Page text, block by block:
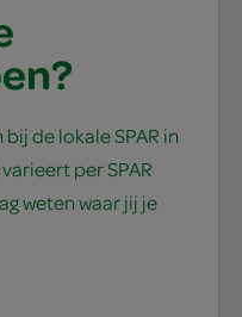
de lokale SPAR in
per SPAR
weten waar jij je